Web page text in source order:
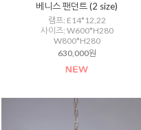
베니스 팬던트 (2 size)
램프: E14*12,22
사이즈: W600*H280
W800*H280
630,000원